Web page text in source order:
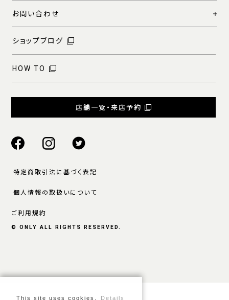
お問い合わせ
ショップブログ
HOW TO
店舗一覧・来店予約
特定商取引法に基づく表記
個人情報の取扱いについて
ご利用規約
© ONLY ALL RIGHTS RESERVED.
This site uses cookies. Details